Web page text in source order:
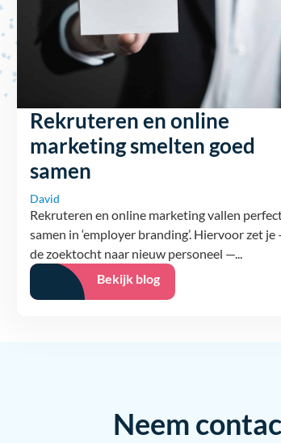
Rekruteren en online
marketing smelten goed
samen
David
Rekruteren en online marketing vallen
samen in ‘employer branding’. Hiervoor zet je
de zoektocht naar nieuw personeel —...
Bekijk blog
Neem